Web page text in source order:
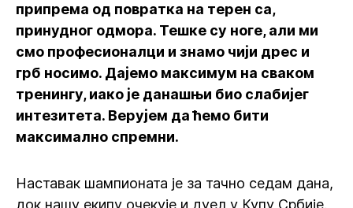
припрема од повратка на терен са,
принудног одмора. Тешке су ноге, али ми
смо професионалци и знамо чији дрес и
грб носимо. Дајемо максимум на сваком
тренингу, иако је данашњи био слабијег
интезитета. Верујем да ћемо бити
максимално спремни.
Наставак шампионата је за тачно седам дана,
док нашу екипу очекује и дуел у Купу Србије.